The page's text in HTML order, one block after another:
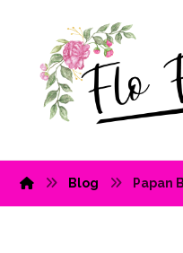
Blog Papan